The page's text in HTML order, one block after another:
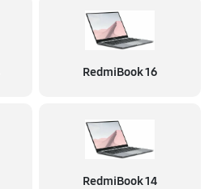
RedmiBook 16
RedmiBook 14